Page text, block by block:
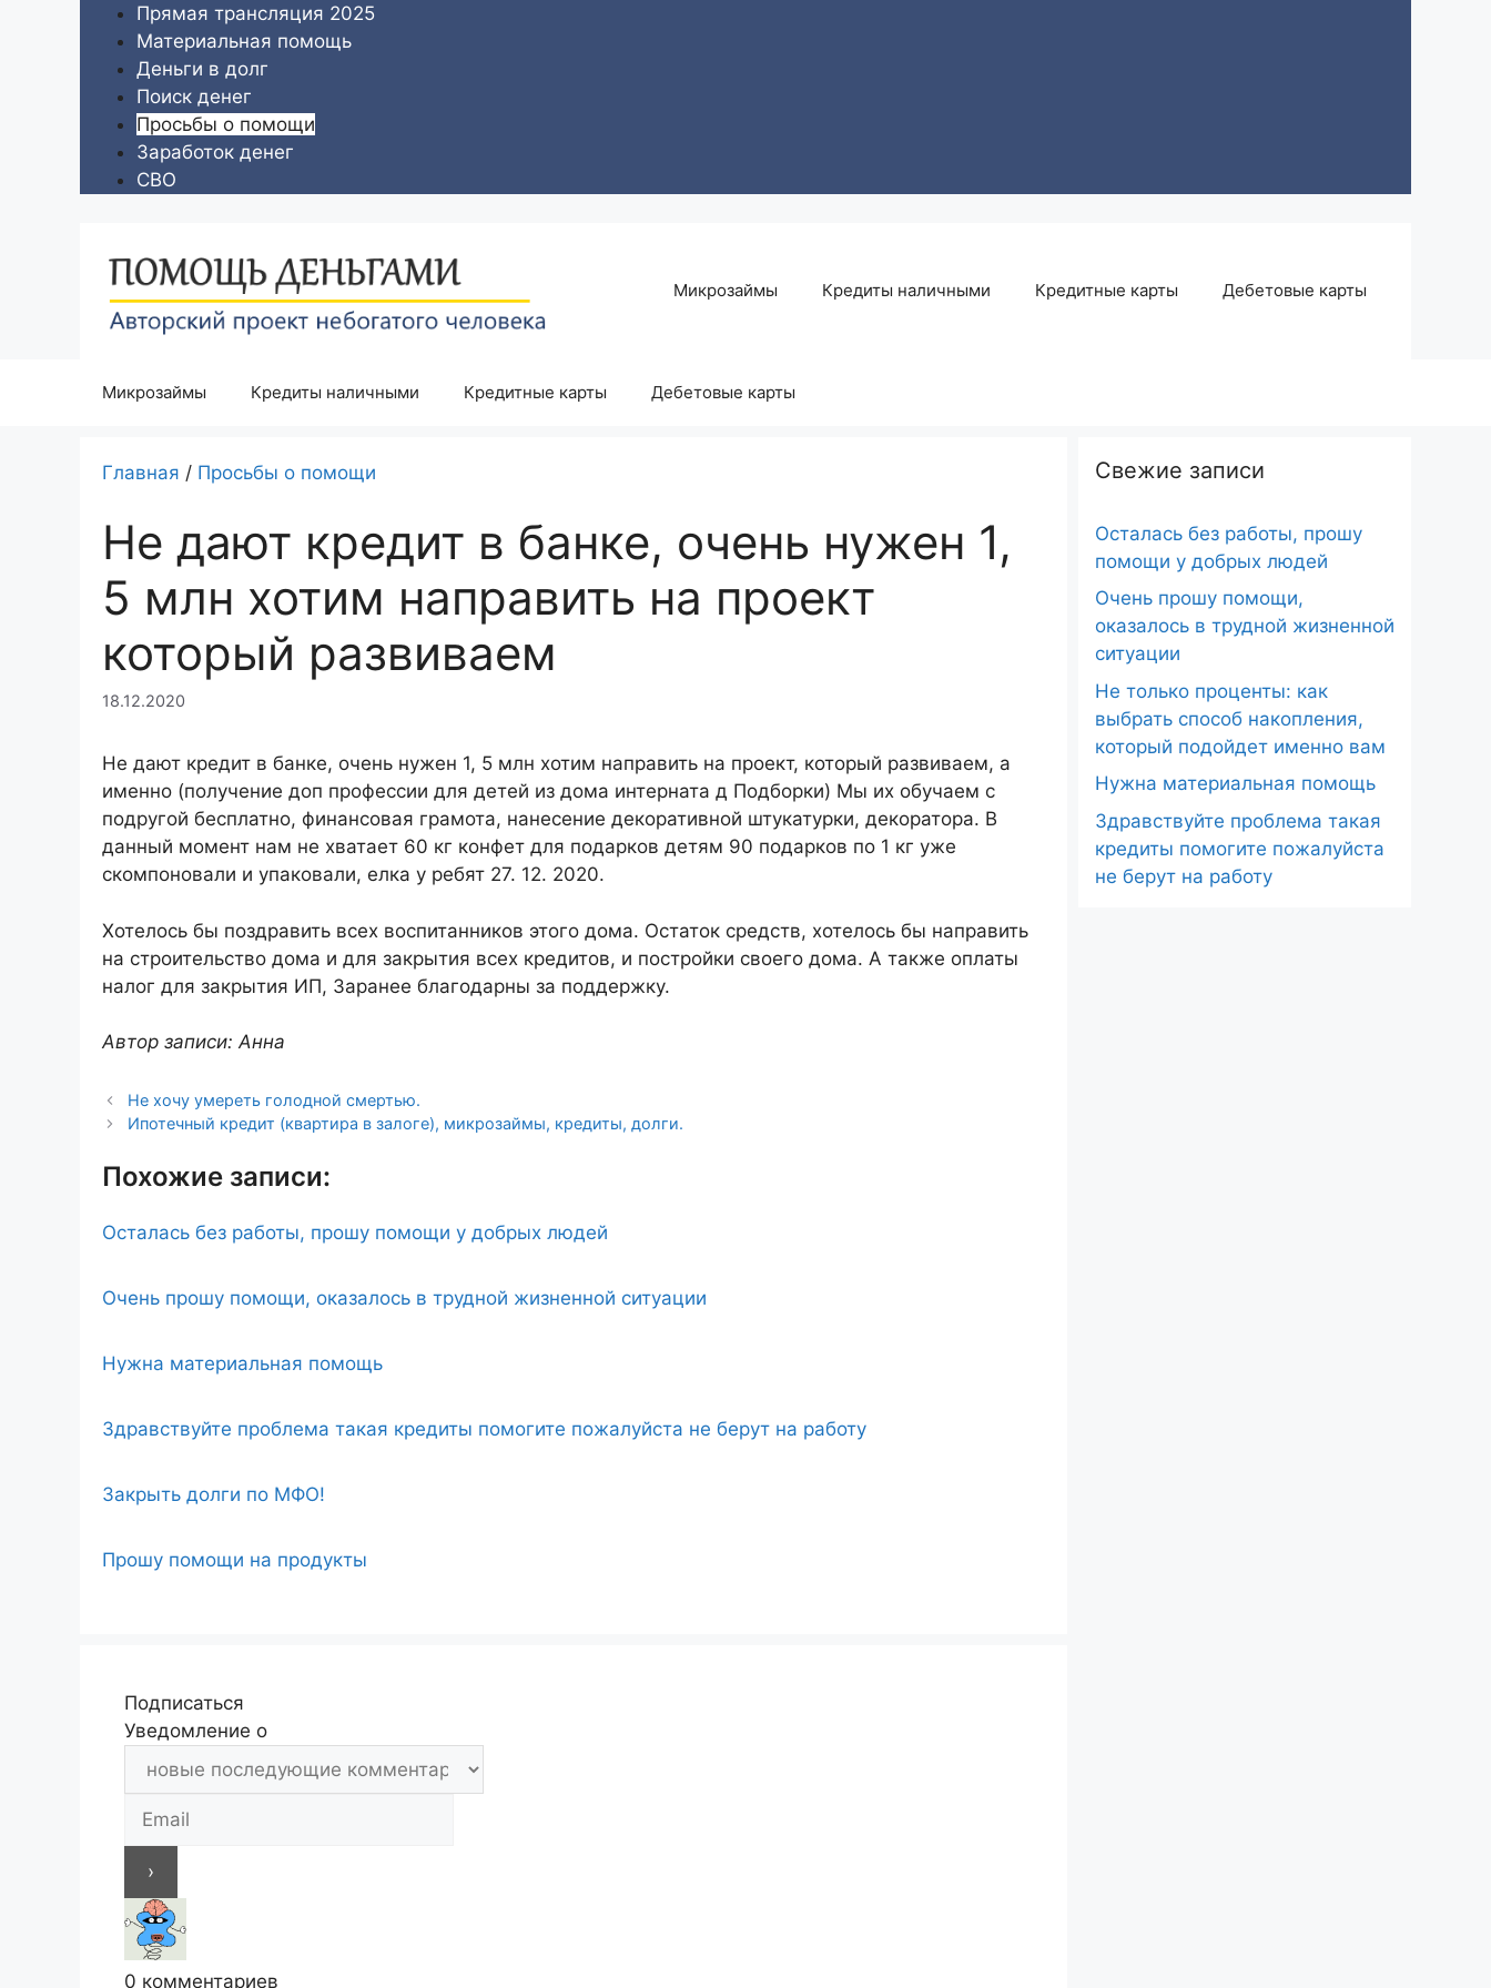
содержимому
Прямая трансляция 2025
Материальная помощь
Деньги в долг
Поиск денег
Просьбы о помощи
Заработок денег
СВО
Микрозаймы Кредиты наличными Кредитные карты Дебетовые карты
Микрозаймы Кредиты наличными Кредитные карты Дебетовые карты
Главная / Просьбы о помощи
Не дают кредит в банке, очень нужен 1,
5 млн хотим направить на проект
который развиваем
18.12.2020
Не дают кредит в банке, очень нужен 1, 5 млн хотим направить на проект, который развиваем, а
именно (получение доп профессии для детей из дома интерната д Подборки) Мы их обучаем с
подругой бесплатно, финансовая грамота, нанесение декоративной штукатурки, декоратора. В
данный момент нам не хватает 60 кг конфет для подарков детям 90 подарков по 1 кг уже
скомпоновали и упаковали, елка у ребят 27. 12. 2020.
Хотелось бы поздравить всех воспитанников этого дома. Остаток средств, хотелось бы направить
на строительство дома и для закрытия всех кредитов, и постройки своего дома. А также оплаты
налог для закрытия ИП, Заранее благодарны за поддержку.
Автор записи: Анна
Не хочу умереть голодной смертью.
Ипотечный кредит (квартира в залоге), микрозаймы, кредиты, долги.
Похожие записи:
Осталась без работы, прошу помощи у добрых людей
Очень прошу помощи, оказалось в трудной жизненной ситуации
Нужна материальная помощь
Здравствуйте проблема такая кредиты помогите пожалуйста не берут на работу
Закрыть долги по МФО!
Прошу помощи на продукты
Подписаться
Уведомление о
0 комментариев
Свежие записи
Осталась без работы, прошу
помощи у добрых людей
Очень прошу помощи,
оказалось в трудной жизненной
ситуации
Не только проценты: как
выбрать способ накопления,
который подойдет именно вам
Нужна материальная помощь
Здравствуйте проблема такая
кредиты помогите пожалуйста
не берут на работу